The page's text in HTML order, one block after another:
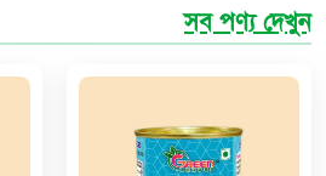
সব পণ্য দেখুন